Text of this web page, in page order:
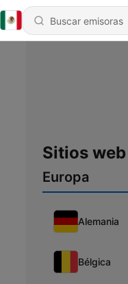
Sitios
Europa
Alemania
Bélgica